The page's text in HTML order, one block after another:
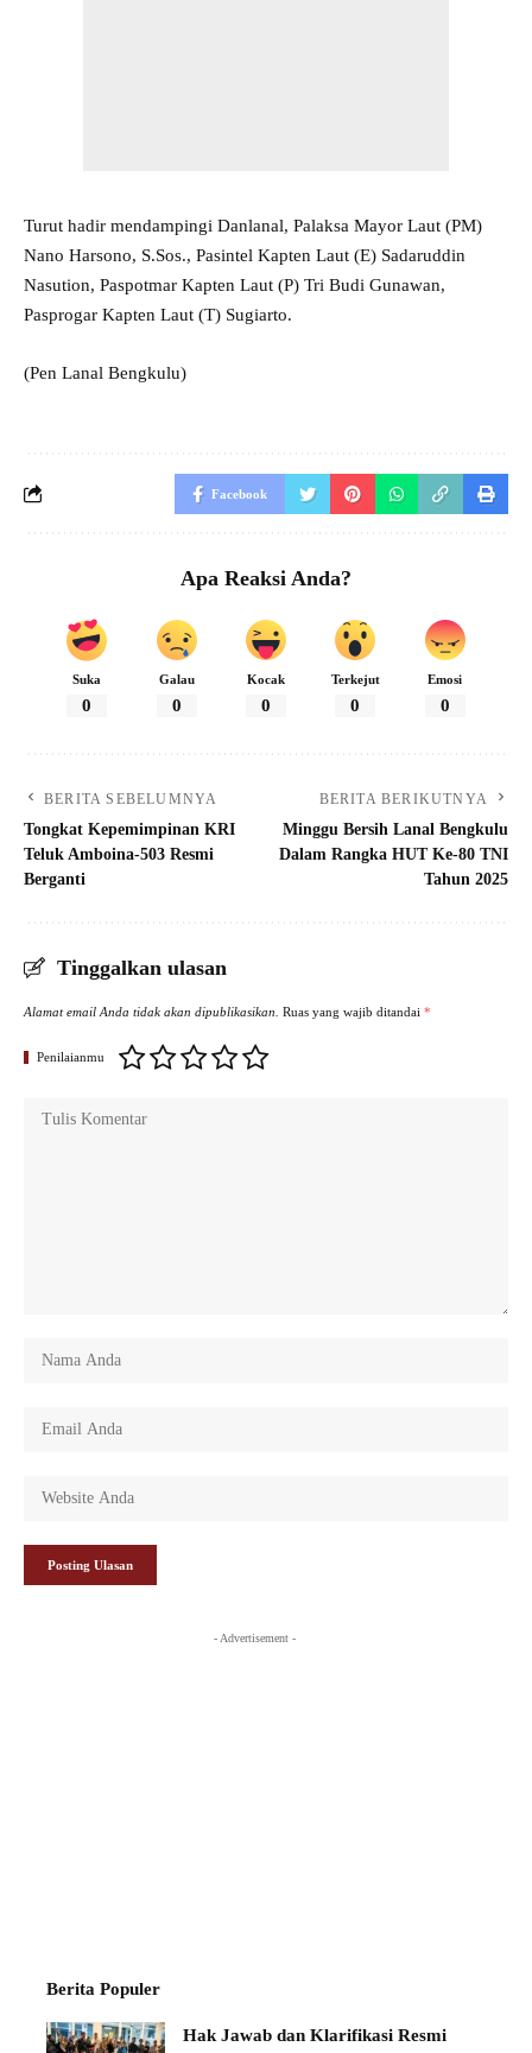
Turut hadir mendampingi Danlanal, Palaksa Mayor Laut (PM)
Nano Harsono, S.Sos., Pasintel Kapten Laut (E) Sadaruddin
Nasution, Paspotmar Kapten Laut (P) Tri Budi Gunawan,
Pasprogar Kapten Laut (T) Sugiarto.
(Pen Lanal Bengkulu)
Facebook
Apa Reaksi Anda?
Suka
0
Galau
0
Kocak
0
Terkejut
0
Emosi
0
BERITA SEBELUMNYA
Tongkat Kepemimpinan KRI
Teluk Amboina-503 Resmi
Berganti
BERITA BERIKUTNYA
Minggu Bersih Lanal Bengkulu
Dalam Rangka HUT Ke-80 TNI
Tahun 2025
Tinggalkan ulasan
Alamat email Anda tidak akan dipublikasikan. Ruas yang wajib ditandai *
Penilaianmu
- Advertisement -
Berita Populer
Hak Jawab dan Klarifikasi Resmi